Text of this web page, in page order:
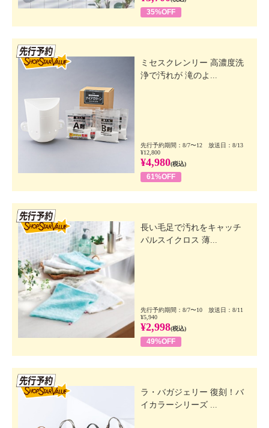
35%OFF
ミセスクレンリー 高濃度洗
浄で汚れが 滝のよ...
先行予約期間：8/7〜12 放送日：8/13
¥12,800
¥4,980(税込)
61%OFF
長い毛足で汚れをキャッチ
パルスイクロス 薄...
先行予約期間：8/7〜10 放送日：8/11
¥5,940
¥2,998(税込)
49%OFF
ラ・バガジェリー 復刻！バ
イカラーシリーズ ...